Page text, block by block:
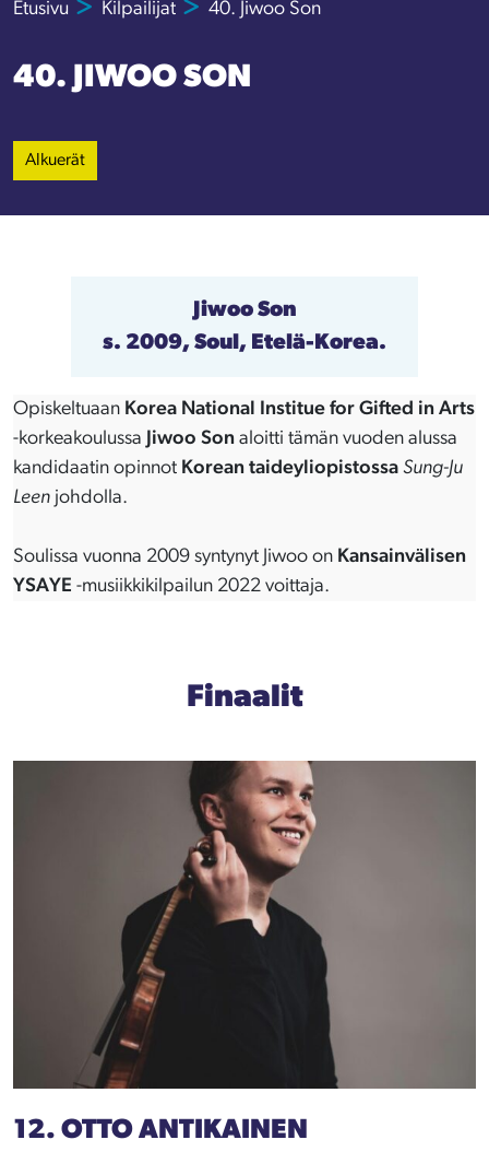
Etusivu Kilpailijat 40. Jiwoo Son
40. JIWOO SON
Alkuerät
Jiwoo Son
s. 2009, Soul, Etelä-Korea.
Opiskeltuaan Korea National Institue for Gifted in Arts
-korkeakoulussa Jiwoo Son aloitti tämän vuoden alussa
kandidaatin opinnot Korean taideyliopistossa Sung-Ju
Leen johdolla.
Soulissa vuonna 2009 syntynyt Jiwoo on Kansainvälisen
YSAYE -musiikkikilpailun 2022 voittaja.
Finaalit
12. OTTO ANTIKAINEN